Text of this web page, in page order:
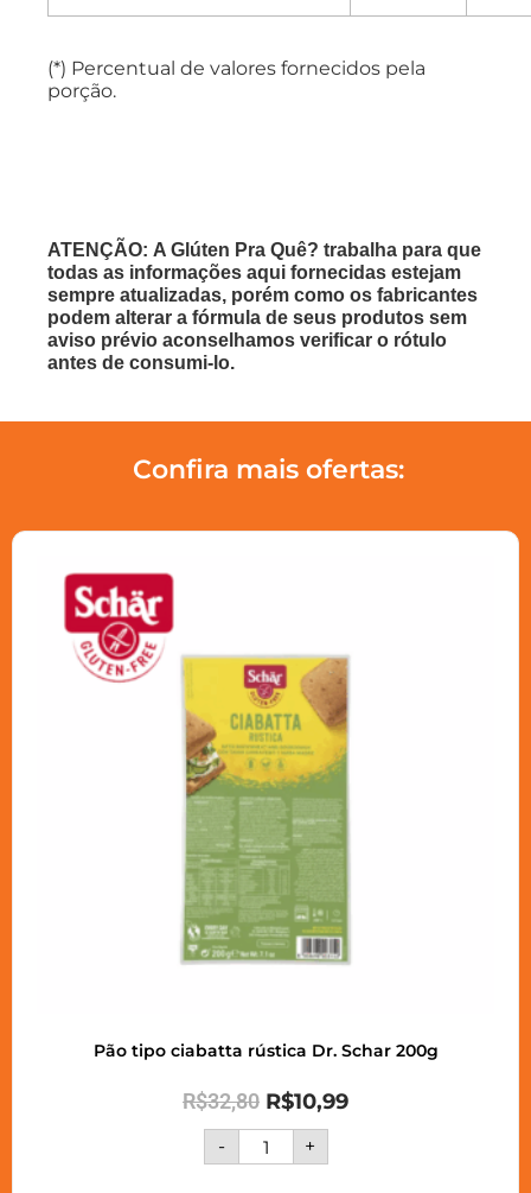
(*) Percentual de valores fornecidos pela
porção.
ATENÇÃO: A Glúten Pra Quê? trabalha para que
todas as informações aqui fornecidas estejam
sempre atualizadas, porém como os fabricantes
podem alterar a fórmula de seus produtos sem
aviso prévio aconselhamos verificar o rótulo
antes de consumi-lo.
Confira mais ofertas:
Pão tipo ciabatta rústica Dr. Schar 200g
R$32,80 R$10,99
- +